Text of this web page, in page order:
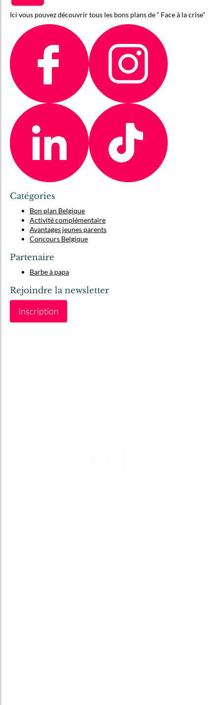
Ici vous pouvez découvrir tous les bons plans de “ Face à la crise”
Catégories
Bon plan Belgique
Activité complémentaire
Avantages jeunes parents
Concours Belgique
Partenaire
Barbe à papa
Rejoindre la newsletter
Inscription